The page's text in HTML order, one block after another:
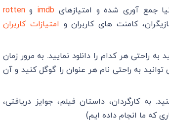
جمع آوری شده و امتیازهای imdb وrotten
کامنت های کاربران و امتیازات کاربران
راحتی هر کدام را دانلود نمایید. به مرور زمان
به راحتی نام هر عنوان را گوگل کنید و آن
به کارگردان، داستان فیلم، جوایز دریافتی،
که ما انجام داده ایم)